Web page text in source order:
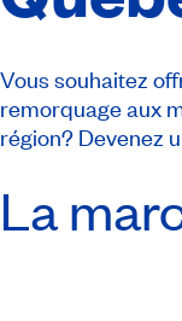
Vous souhaitez
remorquage aux
région? Devenez
La